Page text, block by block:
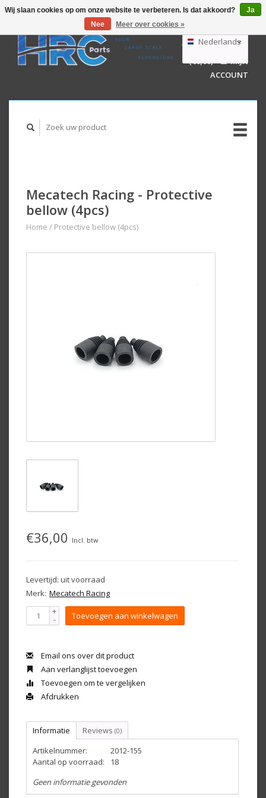
GBP
AUD
Nederlands
Deutsch
English
WINKELWAGEN
(€0,00)
MIJN
ACCOUNT
Mecatech Racing - Protective
bellow (4pcs)
Home / Protective bellow (4pcs)
€36,00 Incl. btw
Levertijd: uit voorraad
Merk: Mecatech Racing
+
- Toevoegen aan winkelwagen
Email ons over dit product
Aan verlanglijst toevoegen
Toevoegen om te vergelijken
Afdrukken
Informatie Reviews (0)
Artikelnummer:
2012-155
Aantal op voorraad:
18
Geen informatie gevonden
Wij slaan cookies op om onze website te verbeteren. Is dat akkoord?
Ja
Nee
Meer over cookies »